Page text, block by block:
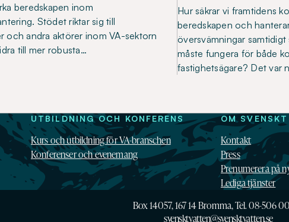
beredskapen inom
Stödet riktar sig till
och andra aktörer inom VA-sektorn
till mer robusta…
Hur säkrar vi framtidens
beredskapen och
översvämningar
måste fungera för både
fastighetsägare? Det var
UTBILDNING OCH KONFERENS
Kurs och utbildning för VA-branschen
Konferenser och evenemang
OM
Kontakt
Press
Prenumerera på
Lediga tjänster
Box 14057, 167 14 Bromma, Tel. 08-506
svensktvatten@svensktvatten.se